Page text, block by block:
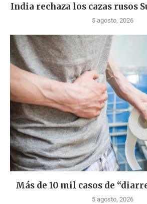
India rechaza los cazas rusos
5 agosto, 2026
Más de 10 mil casos de
5 agosto, 2026